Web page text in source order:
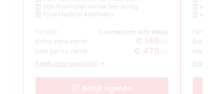
Van Rosmalen Kliniek Den Haag
Fave Medical Aesthetics
Functie
Cosmetisch Arts KNMG
Botox zone vanaf
€ 146 ,00
Filler per ml vanaf
€ 475 ,00
Bekijk deze specialist
Bekijk agenda
Van
Van
Functie
Botox
Filler
Bekijk